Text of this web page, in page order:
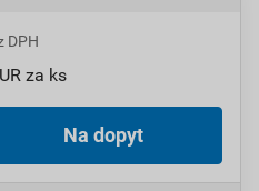
DPH
za ks
Na dopyt